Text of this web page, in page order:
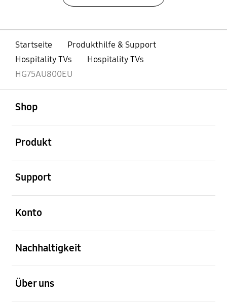
Startseite
Produkthilfe & Support
Hospitality TVs
Hospitality TVs
HG75AU800EU
Shop
Produkt
Support
Konto
Nachhaltigkeit
Über uns